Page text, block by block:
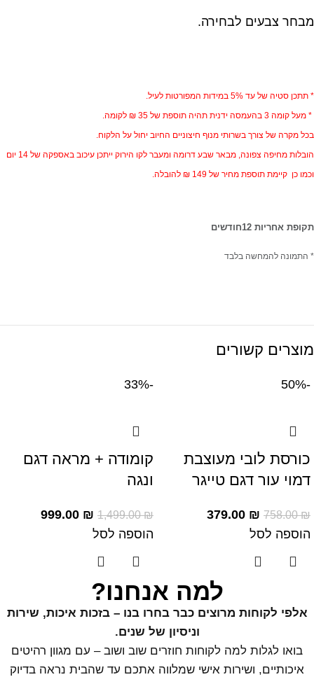
מבחר צבעים לבחירה.
* תתכן סטיה של עד 5% במידות המפורטות לעיל.
* מעל קומה 3 בהעמסה ידנית תהיה תוספת של 35 ₪ לקומה.
בכל מקרה של צורך בשרותי מנוף חיצוניים החיוב יחול על הלקוח.
הובלות מחיפה צפונה, מבאר שבע דרומה ומעבר לקו הירוק ייתכן עיכוב באספקה של 14 יום
וכמו כן קיימת תוספת מחיר של 149 ₪ להובלה.
תקופת אחריות 12חודשים
* התמונה להמחשה בלבד
מוצרים קשורים
-50%
כורסת לובי מעוצבת
דמוי עור דגם טייגר
758.00₪
379.00 ₪
הוספה לסל
-33%
קומודה + מראה דגם
ונגה
1,499.00₪
999.00 ₪
הוספה לסל
למה אנחנו?
אלפי לקוחות מרוצים כבר בחרו בנו – בזכות איכות, שירות
וניסיון של שנים.
בואו לגלות למה לקוחות חוזרים שוב ושוב – עם מגוון רהיטים
איכותיים, ושירות אישי שמלווה אתכם עד שהבית נראה בדיוק